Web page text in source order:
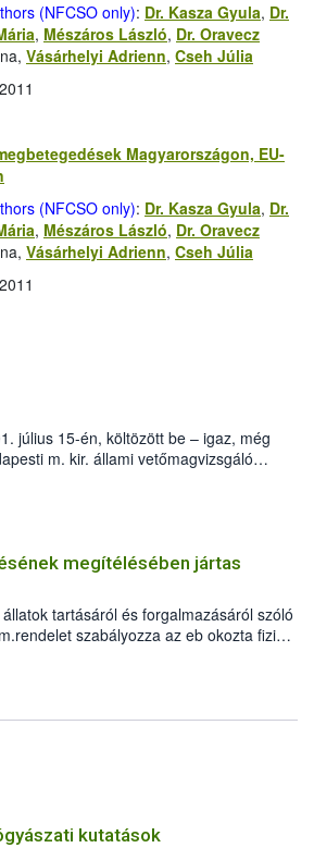
(NFCSO only): Dr. Kasza Gyula, Dr.
, Mészáros László, Dr. Oravecz
Vásárhelyi Adrienn, Cseh Júlia
Magyarországon, EU-
(NFCSO only): Dr. Kasza Gyula, Dr.
, Mészáros László, Dr. Oravecz
Vásárhelyi Adrienn, Cseh Júlia
július 15-én, költözött be – igaz, még
m. kir. állami vetőmagvizsgáló
15. szám alatti, Czigler Győző által
megítélésében jártas
tartásáról és forgalmazásáról szóló
szabályozza az eb okozta fizikai
keletkezésekor felmerülő
a veszélyes eb tartását és annak
megítélésében jártas szakértőt.
kutatások